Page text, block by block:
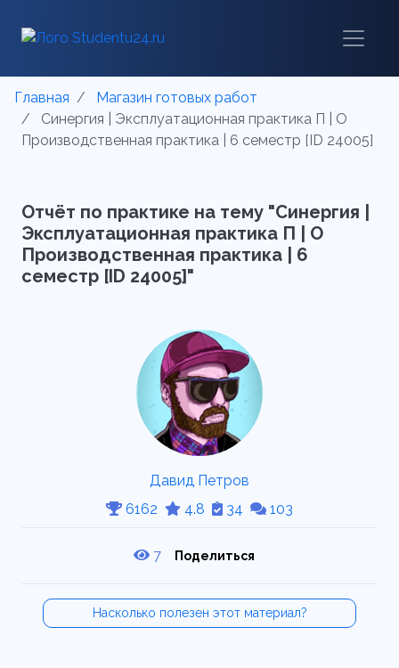
Главная
Магазин готовых работ
Синергия | Эксплуатационная практика П | О
Производственная практика | 6 семестр [ID 24005]
Отчёт по практике на тему "Синергия |
Эксплуатационная практика П | О
Производственная практика | 6
семестр [ID 24005]"
Давид Петров
6162
4.8 34 103
7 Поделиться
Насколько полезен этот материал?